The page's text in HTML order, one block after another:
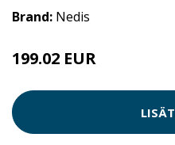
Brand: Nedis
199.02 EUR